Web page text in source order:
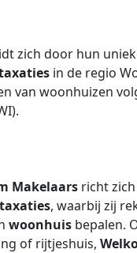
zich door hun
in de regio
van woonhuizen
Makelaars richt
taxaties, waarbij zij
woonhuis bepalen.
of rijtjeshuis,